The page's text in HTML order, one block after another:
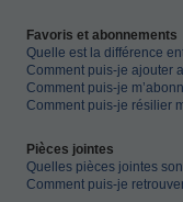
Favoris et abonnements
Quelle est la différence
Comment puis-je ajouter
Comment puis-je
Comment puis-je résilier
Pièces jointes
Quelles pièces jointes
Comment puis-je